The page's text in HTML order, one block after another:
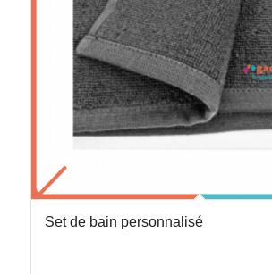
Set de bain personnalisé